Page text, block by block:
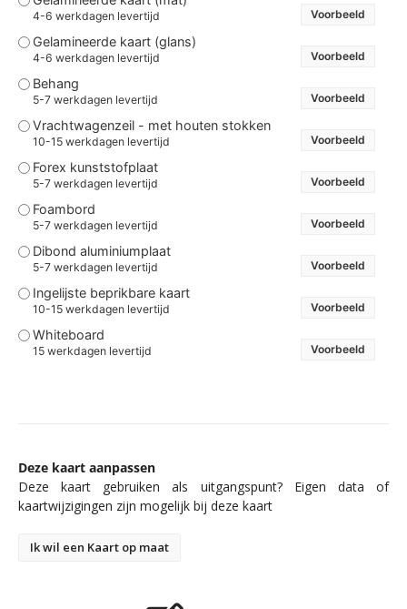
4-6 werkdagen levertijd Voorbeeld
Gelamineerde kaart (glans)
4-6 werkdagen levertijd Voorbeeld
Behang
5-7 werkdagen levertijd Voorbeeld
Vrachtwagenzeil - met houten stokken
10-15 werkdagen levertijd Voorbeeld
Forex kunststofplaat
5-7 werkdagen levertijd Voorbeeld
Foambord
5-7 werkdagen levertijd Voorbeeld
Dibond aluminiumplaat
5-7 werkdagen levertijd Voorbeeld
Ingelijste beprikbare kaart
10-15 werkdagen levertijd Voorbeeld
Whiteboard
15 werkdagen levertijd Voorbeeld
Deze kaart aanpassen
Deze kaart gebruiken als uitgangspunt? Eigen data of
kaartwijzigingen zijn mogelijk bij deze kaart
Ik wil een Kaart op maat